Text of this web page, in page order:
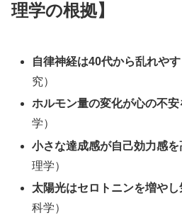
理学の根拠】
自律神経は40代から乱れや
究）
ホルモン量の変化が心の不
学）
小さな達成感が自己効力感を
理学）
太陽光はセロトニンを増や
科学）